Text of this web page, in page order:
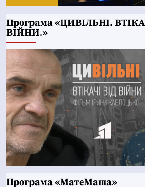
Програма «ЦИВІЛЬНІ.
ВІЙНИ.»
Програма «МатеМаша»